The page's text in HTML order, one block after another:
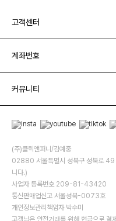
고객센터
계좌번호
커뮤니티
(주)클릭앤퍼니/김예중
02880 서울특별시 성북구 성북로 49
니다.)
사업자 등록번호 209-81-43420
통신판매업신고 서울성북-0073호
개인정보관리책임자 박수미
고객님은 안전거래를 위해 현금으로 결